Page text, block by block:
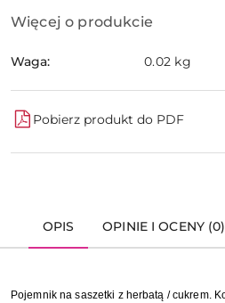
Więcej o produkcie
Waga: 0.02 kg
Pobierz produkt do PDF
OPIS OPINIE I OCENY (0)
Pojemnik na saszetki z herbatą / cukrem.